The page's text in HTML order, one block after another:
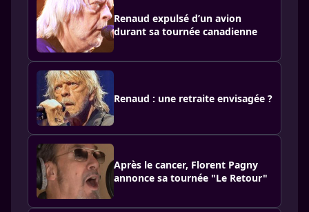
Renaud expulsé d’un avion
durant sa tournée canadienne
Renaud : une retraite envisagée ?
Après le cancer, Florent Pagny
annonce sa tournée "Le Retour"